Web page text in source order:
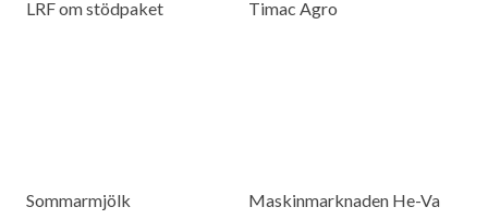
LRF om stödpaket Timac Agro
Sommarmjölk Maskinmarknaden He-Va